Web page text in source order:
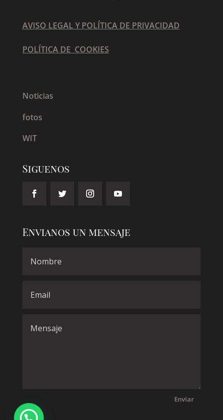
AVISO LEGAL Y POLÍTICA DE PRIVACIDAD
POLÍTICA DE COOKIES
Noticias
fotos
WIT
Siguenos
Envianos un mensaje
Enviar